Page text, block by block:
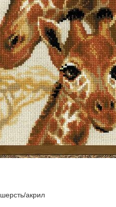
шерсть/акрил